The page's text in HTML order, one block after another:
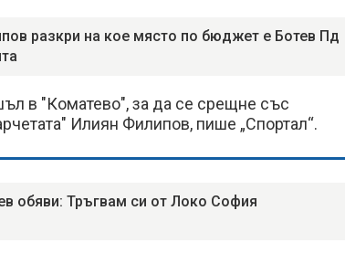
разкри на кое място по бюджет е Ботев Пд
в "Коматево", за да се срещне със
Илиян Филипов, пише „Спортал“.
обяви: Тръгвам си от Локо София